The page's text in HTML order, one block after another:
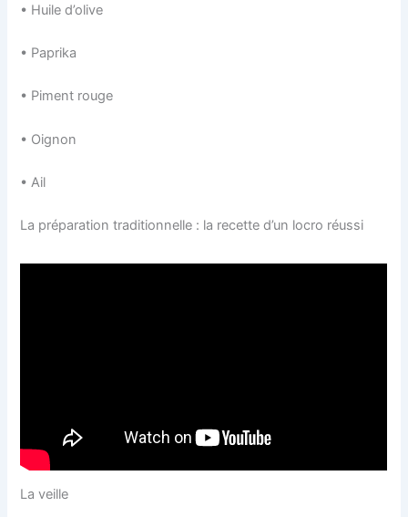
• Huile d’olive
• Paprika
• Piment rouge
• Oignon
• Ail
La préparation traditionnelle : la recette d’un locro réussi
La veille